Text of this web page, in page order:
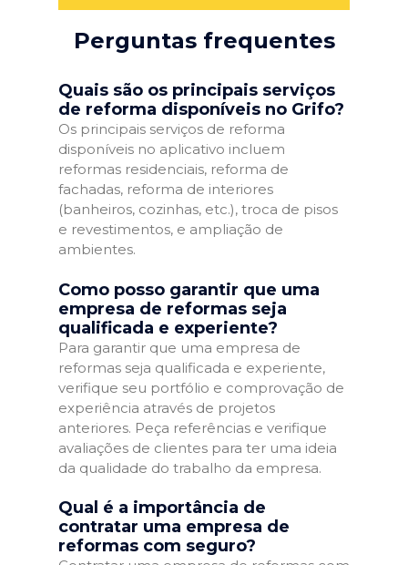
Perguntas frequentes
Quais são os principais serviços
de reforma disponíveis no Grifo?
Os principais serviços de reforma
disponíveis no aplicativo incluem
reformas residenciais, reforma de
fachadas, reforma de interiores
(banheiros, cozinhas, etc.), troca de pisos
e revestimentos, e ampliação de
ambientes.
Como posso garantir que uma
empresa de reformas seja
qualificada e experiente?
Para garantir que uma empresa de
reformas seja qualificada e experiente,
verifique seu portfólio e comprovação de
experiência através de projetos
anteriores. Peça referências e verifique
avaliações de clientes para ter uma ideia
da qualidade do trabalho da empresa.
Qual é a importância de
contratar uma empresa de
reformas com seguro?